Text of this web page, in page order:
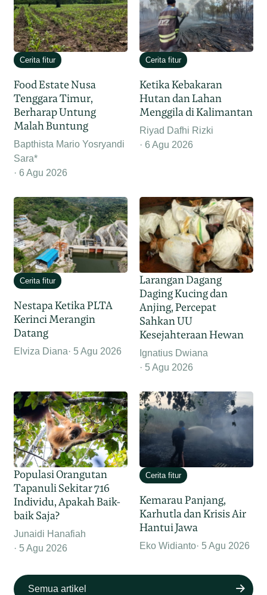
Cerita fitur
Food Estate Nusa
Tenggara Timur,
Berharap Untung
Malah Buntung
Bapthista Mario Yosryandi
Sara*
6 Agu 2026
Cerita fitur
Ketika Kebakaran
Hutan dan Lahan
Menggila di Kalimantan
Riyad Dafhi Rizki
6 Agu 2026
Cerita fitur
Nestapa Ketika PLTA
Kerinci Merangin
Datang
Elviza Diana 5 Agu 2026
Larangan Dagang
Daging Kucing dan
Anjing, Percepat
Sahkan UU
Kesejahteraan Hewan
Ignatius Dwiana
5 Agu 2026
Populasi Orangutan
Tapanuli Sekitar 716
Individu, Apakah Baik-
baik Saja?
Junaidi Hanafiah
5 Agu 2026
Cerita fitur
Kemarau Panjang,
Karhutla dan Krisis Air
Hantui Jawa
Eko Widianto 5 Agu 2026
Semua artikel